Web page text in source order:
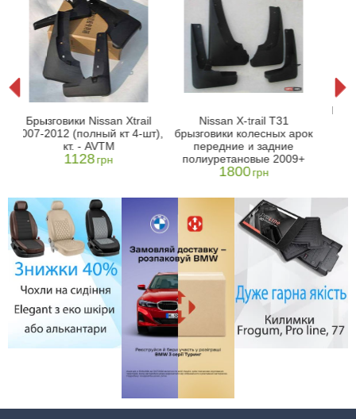
Брызговики Nissan Xtrail
2007-2012 (полный кт 4-шт),
кт. - AVTM
1128грн
Nissan X-trail T31
брызговики колесных арок
передние и задние
полиуретановые 2009+
1800грн